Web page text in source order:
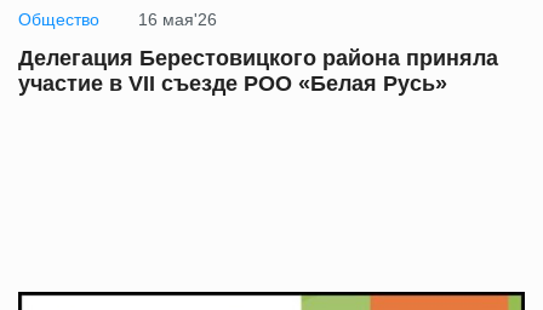
Общество 16 мая'26
Делегация Берестовицкого района приняла
участие в VII съезде РОО «Белая Русь»